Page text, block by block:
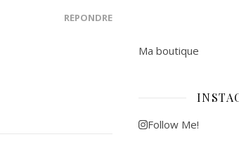
RÉPONDRE
Ma boutique
Follow Me!